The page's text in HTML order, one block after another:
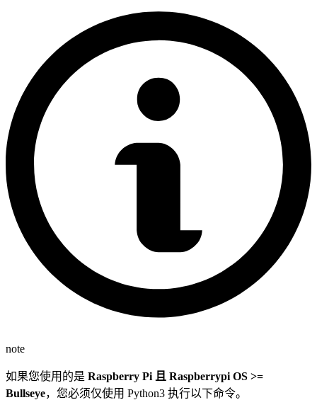
note
如果您使用的是 Raspberry Pi 且 Raspberrypi OS >=
Bullseye，您必须仅使用 Python3 执行以下命令。